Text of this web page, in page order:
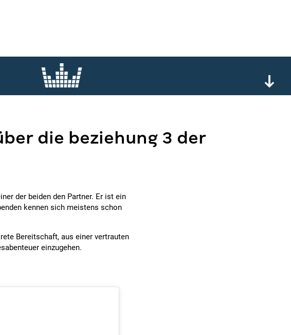
die beziehung 3 der
der beiden den Partner. Er ist ein
kennen sich meistens schon
Bereitschaft, aus einer vertrauten
einzugehen.